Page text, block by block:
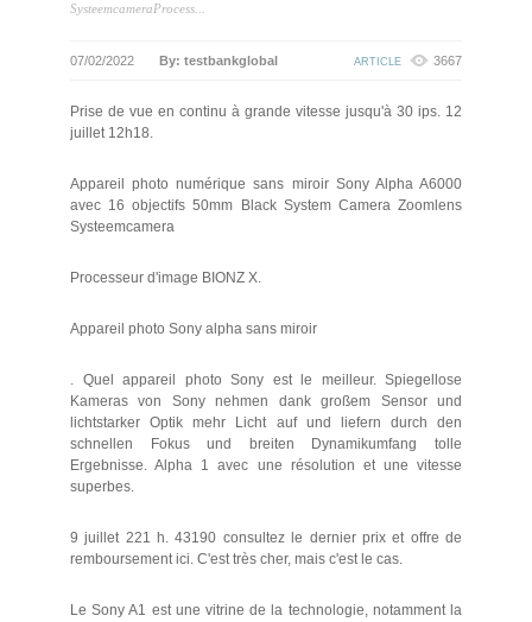
SysteemcameraProcess...
07/02/2022 By: testbankglobal ARTICLE 3667
Prise de vue en continu à grande vitesse jusqu'à 30 ips. 12
juillet 12h18.
Appareil photo numérique sans miroir Sony Alpha A6000
avec 16 objectifs 50mm Black System Camera Zoomlens
Systeemcamera
Processeur d'image BIONZ X.
Appareil photo Sony alpha sans miroir
. Quel appareil photo Sony est le meilleur. Spiegellose
Kameras von Sony nehmen dank großem Sensor und
lichtstarker Optik mehr Licht auf und liefern durch den
schnellen Fokus und breiten Dynamikumfang tolle
Ergebnisse. Alpha 1 avec une résolution et une vitesse
superbes.
9 juillet 221 h. 43190 consultez le dernier prix et offre de
remboursement ici. C'est très cher, mais c'est le cas.
Le Sony A1 est une vitrine de la technologie, notamment la